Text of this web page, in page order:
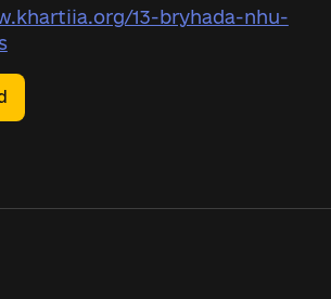
13-bryhada-nhu-